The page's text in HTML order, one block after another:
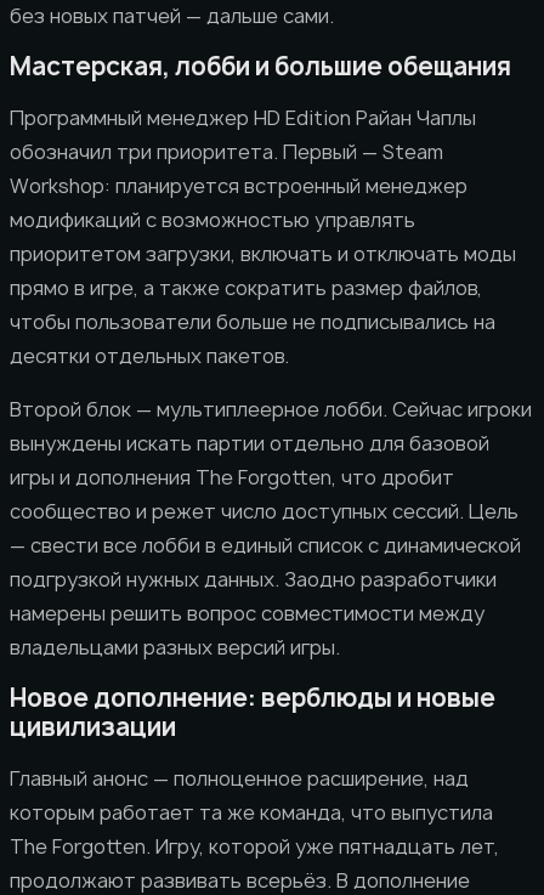
без новых патчей — дальше сами.
Мастерская, лобби и большие обещания
Программный менеджер HD Edition Райан Чаплы
обозначил три приоритета. Первый — Steam
Workshop: планируется встроенный менеджер
модификаций с возможностью управлять
приоритетом загрузки, включать и отключать моды
прямо в игре, а также сократить размер файлов,
чтобы пользователи больше не подписывались на
десятки отдельных пакетов.
Второй блок — мультиплеерное лобби. Сейчас игроки
вынуждены искать партии отдельно для базовой
игры и дополнения The Forgotten, что дробит
сообщество и режет число доступных сессий. Цель
— свести все лобби в единый список с динамической
подгрузкой нужных данных. Заодно разработчики
намерены решить вопрос совместимости между
владельцами разных версий игры.
Новое дополнение: верблюды и новые
цивилизации
Главный анонс — полноценное расширение, над
которым работает та же команда, что выпустила
The Forgotten. Игру, которой уже пятнадцать лет,
продолжают развивать всерьёз. В дополнение